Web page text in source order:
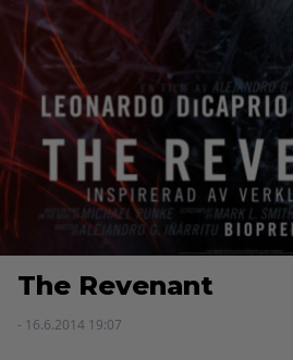
The Revenant
- 16.6.2014 19:07